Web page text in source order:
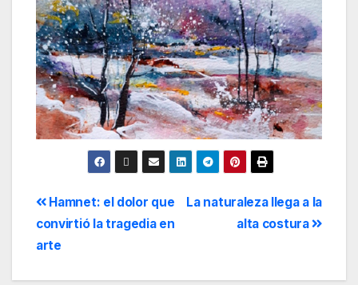
La naturaleza llega a la
alta costura
Hamnet: el dolor que
convirtió la tragedia en
arte